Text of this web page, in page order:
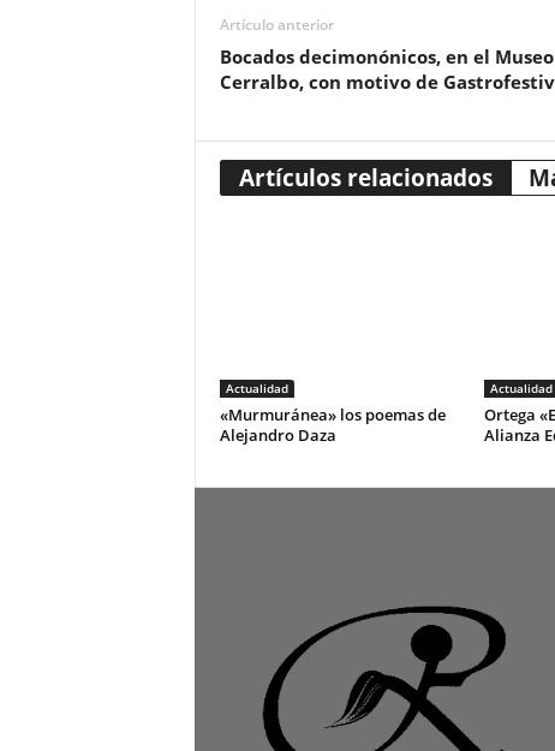
Artículo anterior
Bocados decimonónicos, en el Museo
Cerralbo, con motivo de
Artículos relacionados
Actualidad
«Murmuránea» los poemas de
Alejandro Daza
Actualidad
Ortega
Alianza